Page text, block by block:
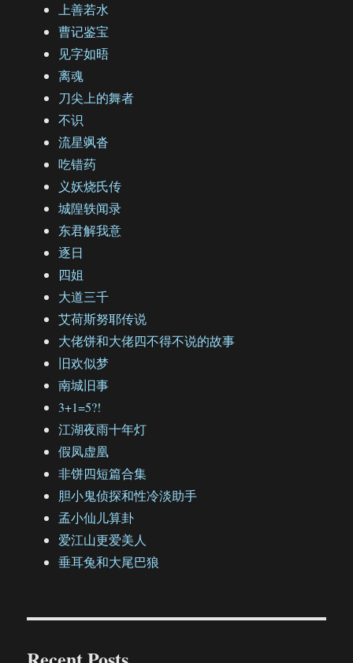
上善若水
曹记鉴宝
见字如晤
离魂
刀尖上的舞者
不识
流星飒沓
吃错药
义妖烧氏传
城隍轶闻录
东君解我意
逐日
四姐
大道三千
艾荷斯努耶传说
大佬饼和大佬四不得不说的故事
旧欢似梦
南城旧事
3+1=5?!
江湖夜雨十年灯
假凤虚凰
非饼四短篇合集
胆小鬼侦探和性冷淡助手
孟小仙儿算卦
爱江山更爱美人
垂耳兔和大尾巴狼